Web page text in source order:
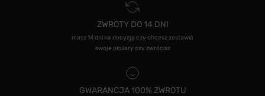
ZWROTY DO 14 DNI
masz 14 dni na decyzję czy chcesz zostawić
swoje okulary czy zwrócisz
GWARANCJA 100% ZWROTU